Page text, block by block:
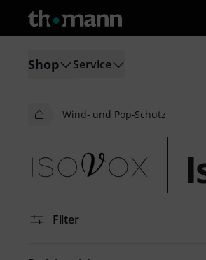
Shop Service
Wind- und Pop-Schutz
Filter